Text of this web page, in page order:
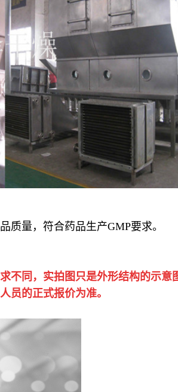
质量，符合药品生产GMP要求。
同，实拍图只是外形结构的示意
员的正式报价为准。